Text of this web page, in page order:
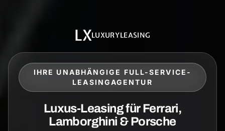
LXLUXURYLEASING
IHRE UNABHÄNGIGE FULL-SERVICE-
LEASINGAGENTUR
Luxus-Leasing für Ferrari,
Lamborghini & Porsche